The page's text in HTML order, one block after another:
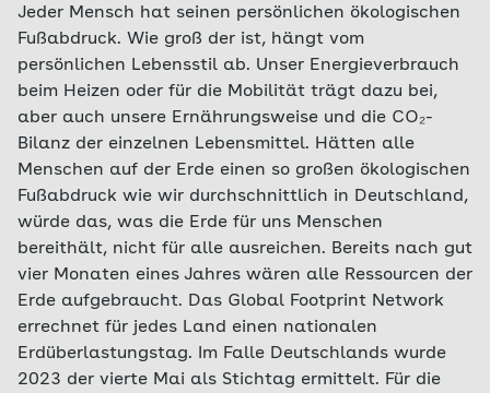
Jeder Mensch hat seinen persönlichen ökologischen
Fußabdruck. Wie groß der ist, hängt vom
persönlichen Lebensstil ab. Unser Energieverbrauch
beim Heizen oder für die Mobilität trägt dazu bei,
aber auch unsere Ernährungsweise und die CO₂-
Bilanz der einzelnen Lebensmittel. Hätten alle
Menschen auf der Erde einen so großen ökologischen
Fußabdruck wie wir durchschnittlich in Deutschland,
würde das, was die Erde für uns Menschen
bereithält, nicht für alle ausreichen. Bereits nach gut
vier Monaten eines Jahres wären alle Ressourcen der
Erde aufgebraucht. Das Global Footprint Network
errechnet für jedes Land einen nationalen
Erdüberlastungstag. Im Falle Deutschlands wurde
2023 der vierte Mai als Stichtag ermittelt. Für die